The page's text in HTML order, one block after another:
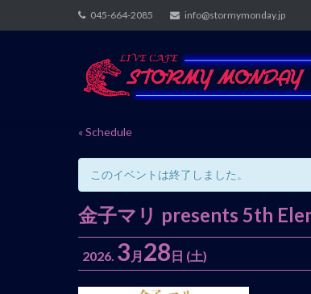
to
045-664-2085 info@stormymonday.jp
« Schedule
このイベントは終了しました。
金子マリ presents 5th
2026. 3 月 28 日 (土)